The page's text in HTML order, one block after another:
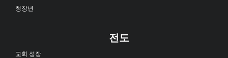
청장년
전도
교회 성장